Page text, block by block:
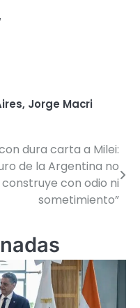
, Jorge Macri
dura carta a Milei:
de la Argentina no
construye con odio ni
sometimiento”